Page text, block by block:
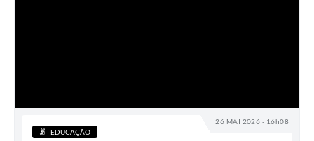
26 MAI 2026 - 16h08
EDUCAÇÃO